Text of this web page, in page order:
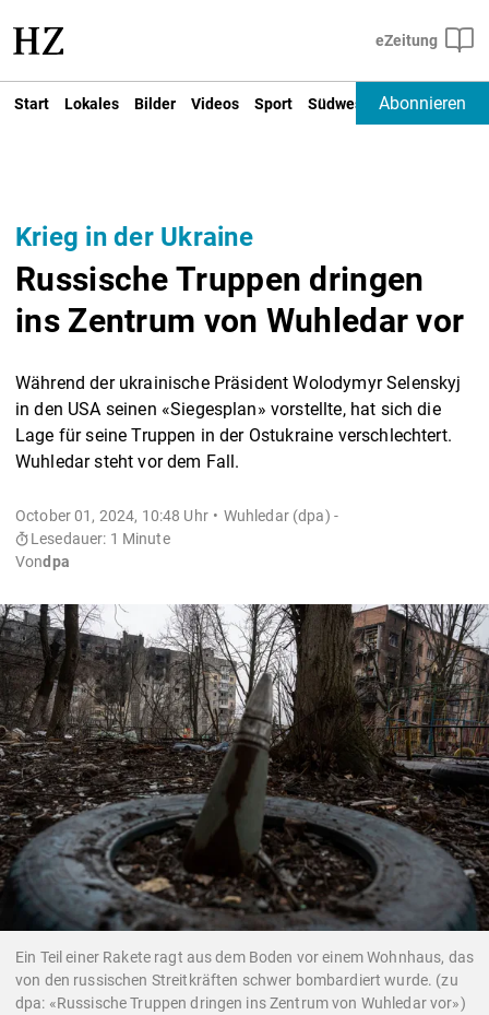
Start Lokales Bilder Videos Sport Südwest Deutschland
Abonnieren
Krieg in der Ukraine
Russische Truppen dringen
ins Zentrum von Wuhledar vor
Während der ukrainische Präsident Wolodymyr Selenskyj
in den USA seinen «Siegesplan» vorstellte, hat sich die
Lage für seine Truppen in der Ostukraine verschlechtert.
Wuhledar steht vor dem Fall.
October 01, 2024, 10:48 Uhr
Wuhledar (dpa) -
Lesedauer: 1 Minute
Vondpa
Ein Teil einer Rakete ragt aus dem Boden vor einem Wohnhaus, das
von den russischen Streitkräften schwer bombardiert wurde. (zu
dpa: «Russische Truppen dringen ins Zentrum von Wuhledar vor»)